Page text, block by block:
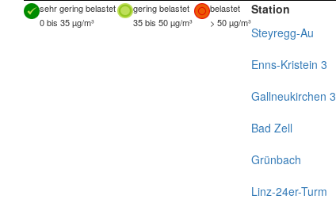
sehr gering belastet gering belastet
belastet
0 bis 35 µg/m³
35 bis 50 µg/m³ > 50 µg/m³
Station
Steyregg-Au
Enns-Kristein 3
Gallneukirchen 3
Bad Zell
Grünbach
Linz-24er-Turm